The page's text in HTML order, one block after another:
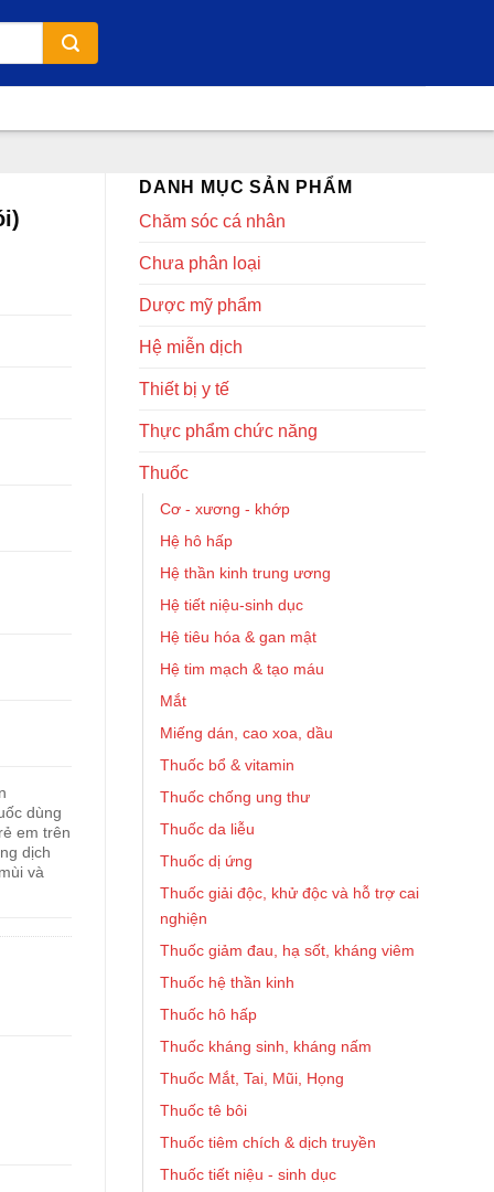
DANH MỤC SẢN PHẨM
Chăm sóc cá nhân
Chưa phân loại
Dược mỹ phẩm
Hệ miễn dịch
Thiết bị y tế
Thực phẩm chức năng
Thuốc
Cơ - xương - khớp
Hệ hô hấp
Hệ thần kinh trung ương
Hệ tiết niệu-sinh dục
Hệ tiêu hóa & gan mật
Hệ tim mạch & tạo máu
Mắt
Miếng dán, cao xoa, dầu
Thuốc bổ & vitamin
Thuốc chống ung thư
Thuốc da liễu
Thuốc dị ứng
Thuốc giải độc, khử độc và hỗ trợ cai
nghiện
Thuốc giảm đau, hạ sốt, kháng viêm
Thuốc hệ thần kinh
Thuốc hô hấp
Thuốc kháng sinh, kháng nấm
Thuốc Mắt, Tai, Mũi, Họng
Thuốc tê bôi
Thuốc tiêm chích & dịch truyền
Thuốc tiết niệu - sinh dục
dùng
em trên
dịch
và